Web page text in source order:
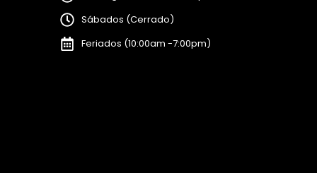
Sábados (Cerrado)
Feriados (10:00am -7:00pm)